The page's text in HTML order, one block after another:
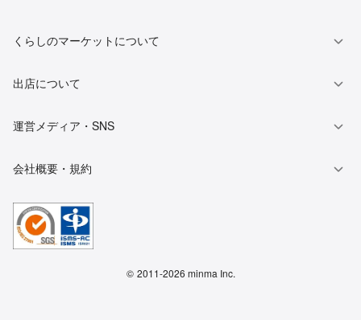
くらしのマーケットについて
出店について
運営メディア・SNS
会社概要・規約
© 2011-2026 minma Inc.